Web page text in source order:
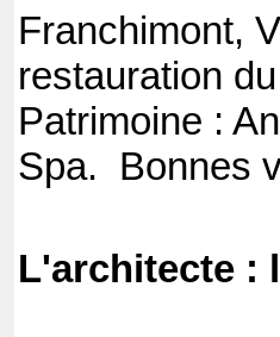
Franchimont,
restauration
Patrimoine :
Spa. Bonnes
L'architecte :